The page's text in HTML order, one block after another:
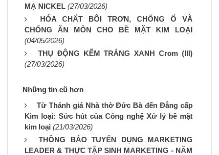
MẠ NICKEL (27/03/2026)
HÓA CHẤT BÔI TRƠN, CHỐNG Ố VÀ
CHỐNG ĂN MÒN CHO BỀ MẶT KIM LOẠI
(04/05/2026)
THỤ ĐỘNG KẼM TRẮNG XANH Crom (III)
(27/03/2026)
Những tin cũ hơn
Từ Thánh giá Nhà thờ Đức Bà đến Đẳng cấp
Kim loại: Sức hút của Công nghệ Xử lý bề mặt
kim loại (21/03/2026)
THÔNG BÁO TUYỂN DỤNG MARKETING
LEADER & THỰC TẬP SINH MARKETING - NĂM